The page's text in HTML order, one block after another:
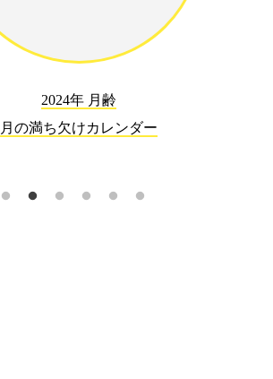
2024年 月齢
月の満ち欠けカレンダー